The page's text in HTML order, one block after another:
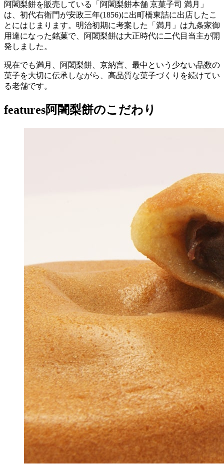
阿闍梨餅を販売している「阿闍梨餅本舗 京菓子司 満月」
は、初代右衛門が安政三年(1856)に出町橋東詰に出店したこ
とにはじまります。明治初期に考案した「満月」は九条家御
用達になった銘菓で、阿闍梨餅は大正時代に二代目当主が開
発しました。
現在でも満月、阿闍梨餅、京納言、最中という少ない品数の
菓子を大切に伝承しながら、高品質な菓子づくりを続けてい
る老舗です。
features阿闍梨餅のこだわり